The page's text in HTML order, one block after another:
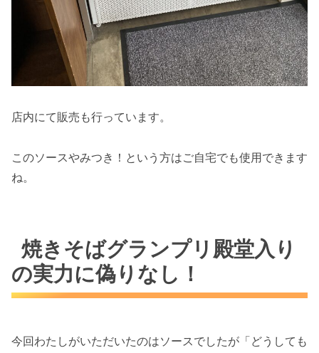
店内にて販売も行っています。
このソースやみつき！という方はご自宅でも使用できます
ね。
焼きそばグランプリ殿堂入り
の実力に偽りなし！
今回わたしがいただいたのはソースでしたが「どうしても